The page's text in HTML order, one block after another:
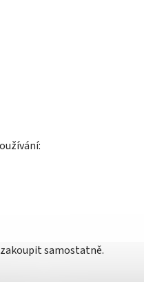
samostatně.